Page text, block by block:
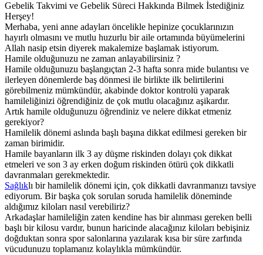
Gebelik Takvimi ve Gebelik Süreci Hakkında Bilmek İstediğiniz
Herşey!
Merhaba, yeni anne adayları öncelikle hepinize çocuklarınızın
hayırlı olmasını ve mutlu huzurlu bir aile ortamında büyümelerini
Allah nasip etsin diyerek makalemize başlamak istiyorum.
Hamile olduğunuzu ne zaman anlayabilirsiniz ?
Hamile olduğunuzu başlangıçtan 2-3 hafta sonra mide bulantısı ve
ilerleyen dönemlerde baş dönmesi ile birlikte ilk belirtilerini
görebilmeniz mümkündür, akabinde doktor kontrolü yaparak
hamileliğinizi öğrendiğiniz de çok mutlu olacağınız aşikardır.
Artık hamile olduğunuzu öğrendiniz ve nelere dikkat etmeniz
gerekiyor?
Hamilelik dönemi aslında başlı başına dikkat edilmesi gereken bir
zaman birimidir.
Hamile bayanların ilk 3 ay düşme riskinden dolayı çok dikkat
etmeleri ve son 3 ay erken doğum riskinden ötürü çok dikkatli
davranmaları gerekmektedir.
Sağlıklı bir hamilelik dönemi için, çok dikkatli davranmanızı tavsiye
ediyorum. Bir başka çok sorulan soruda hamilelik döneminde
aldığımız kiloları nasıl verebiliriz?
Arkadaşlar hamileliğin zaten kendine has bir alınması gereken belli
başlı bir kilosu vardır, bunun haricinde alacağınız kiloları bebişiniz
doğduktan sonra spor salonlarına yazılarak kısa bir süre zarfında
vücudunuzu toplamanız kolaylıkla mümkündür.